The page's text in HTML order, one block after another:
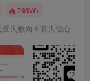
793W+
失败而不丧失信心